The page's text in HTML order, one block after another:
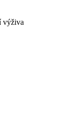
výživa